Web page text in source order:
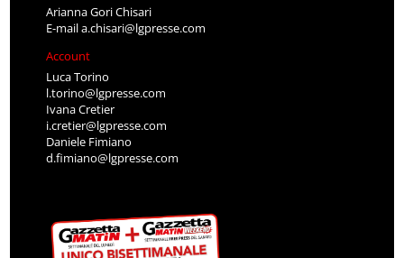
Arianna Gori Chisari
E-maila.chisari@lgpresse.com
Account
Luca Torino
l.torino@lgpresse.com
Ivana Cretier
i.cretier@lgpresse.com
Daniele Fimiano
d.fimiano@lgpresse.com